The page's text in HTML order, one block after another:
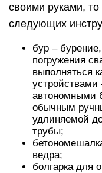
своими руками, то
следующих
бур –
погружения
выполняться
автономными
обычным
удлиняемой
трубы;
ведра;
болгарка для